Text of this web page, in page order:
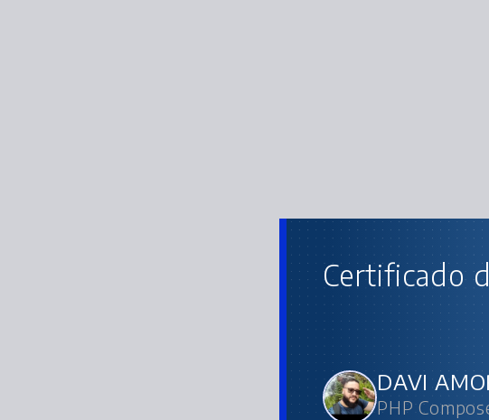
Certificado
DAVI
PHP
PHP